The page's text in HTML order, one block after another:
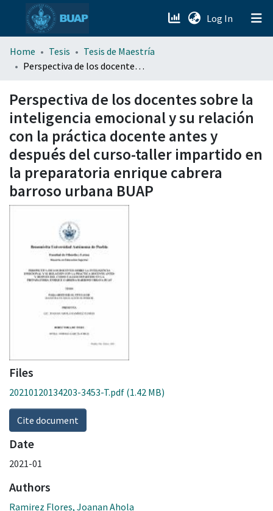
Log In (current)
menu.section.about_menu
Home Tesis
Tesis de Maestría
Perspectiva de los docentes sobre la inteligencia emocional y su relación con la práctica docente antes y después del curso-taller impartido en la preparatoria enrique cabrera barroso urbana BUAP
Perspectiva de los docentes sobre la
inteligencia emocional y su relación
con la práctica docente antes y
después del curso-taller impartido en
la preparatoria enrique cabrera
barroso urbana BUAP
Files
20210120134203-3453-T.pdf (1.42 MB)
Cite document
Date
2021-01
Authors
Ramirez Flores, Joanan Ahola